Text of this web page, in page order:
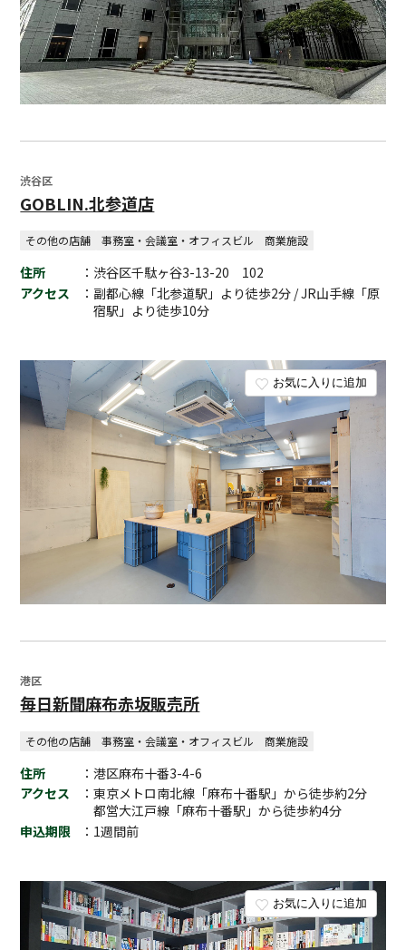
お気に入りに追加
渋谷区
GOBLIN.北参道店
その他の店舗 事務室・会議室・オフィスビル 商業施設
住所
：渋谷区千駄ヶ谷3-13-20 102
アクセス
：副都心線「北参道駅」より徒歩2分 / JR山手線「原
宿駅」より徒歩10分
お気に入りに追加
港区
毎日新聞麻布赤坂販売所
その他の店舗 事務室・会議室・オフィスビル 商業施設
住所
：港区麻布十番3-4-6
アクセス
：東京メトロ南北線「麻布十番駅」から徒歩約2分
都営大江戸線「麻布十番駅」から徒歩約4分
申込期限
：1週間前